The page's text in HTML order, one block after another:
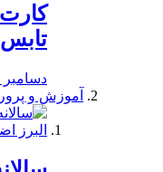
کارت
تابس
دسامبر 25, 2019
آموزش و